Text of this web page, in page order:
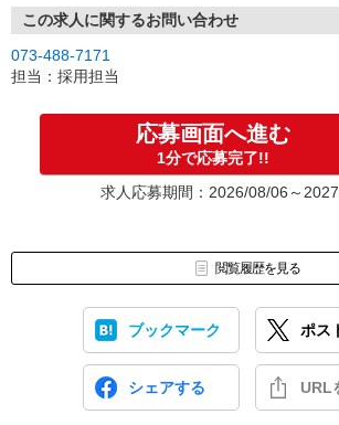
内定・採用
※合否については1週間〜10日以内にご連絡い
※入社日等はご相談に応じます。
※スピーディーな選考を心がけています
この求人に関するお問い合わせ
073-488-7171
担当：採用担当
応募画面へ進む
1分で応募完了!!
求人応募期間：2026/08/06～
閲覧履歴を見る
ブックマーク ポス
シェアする URL